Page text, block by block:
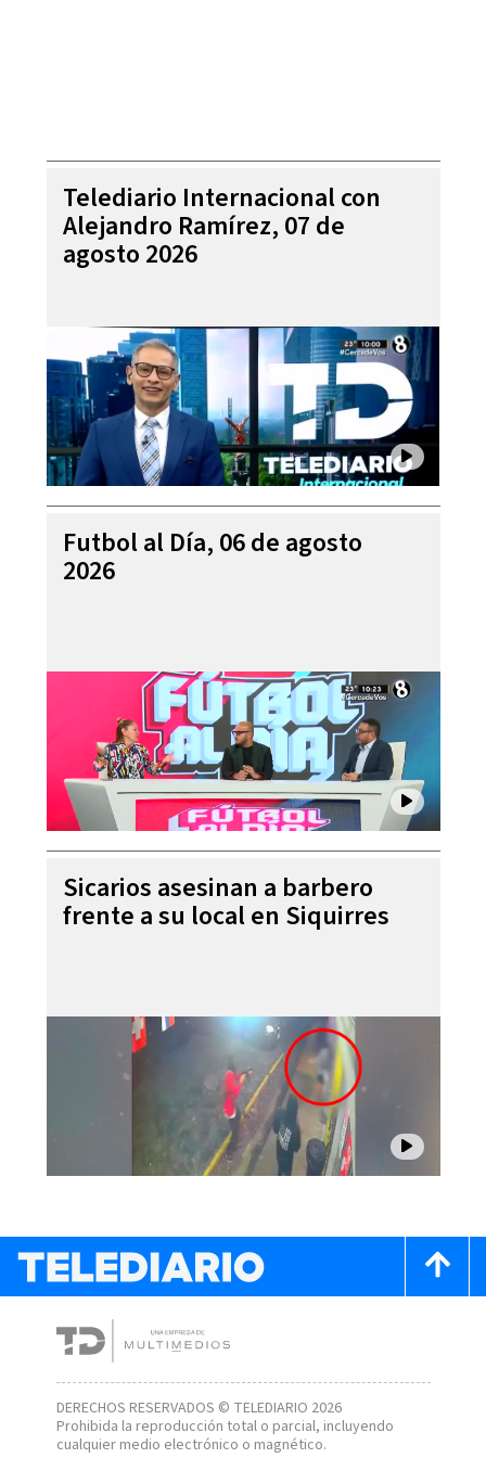
Telediario Internacional con
Alejandro Ramírez, 07 de
agosto 2026
Futbol al Día, 06 de agosto
2026
Sicarios asesinan a barbero
frente a su local en Siquirres
DERECHOS RESERVADOS © TELEDIARIO 2026
Prohibida la reproducción total o parcial, incluyendo
cualquier medio electrónico o magnético.